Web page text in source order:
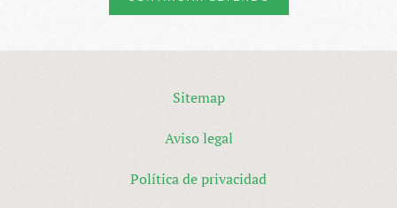
Sitemap
Aviso legal
Política de privacidad